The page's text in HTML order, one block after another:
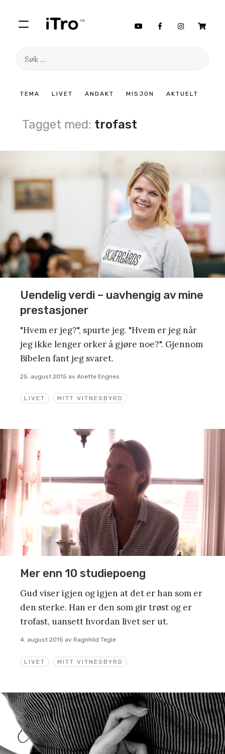
TEMA LIVET ANDAKT MISJON AKTUELT
Søk
Tagget med: trofast
LIVET MITT VITNESBYRD
Uendelig verdi – uavhengig av mine
prestasjoner
"Hvem er jeg?", spurte jeg. "Hvem er jeg når
jeg ikke lenger orker å gjøre noe?". Gjennom
Bibelen fant jeg svaret.
25. august 2015 av Anette Engnes
LIVET MITT VITNESBYRD
Mer enn 10 studiepoeng
Gud viser igjen og igjen at det er han som er
den sterke. Han er den som gir trøst og er
trofast, uansett hvordan livet ser ut.
4. august 2015 av Ragnhild Tegle